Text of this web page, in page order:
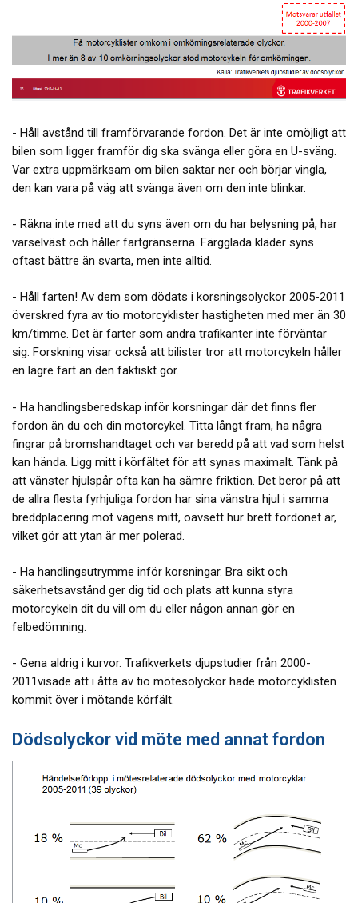
- Håll avstånd till framförvarande fordon. Det är inte omöjligt att
bilen som ligger framför dig ska svänga eller göra en U-sväng.
Var extra uppmärksam om bilen saktar ner och börjar vingla,
den kan vara på väg att svänga även om den inte blinkar.
- Räkna inte med att du syns även om du har belysning på, har
varselväst och håller fartgränserna. Färgglada kläder syns
oftast bättre än svarta, men inte alltid.
- Håll farten! Av dem som dödats i korsningsolyckor 2005-2011
överskred fyra av tio motorcyklister hastigheten med mer än 30
km/timme. Det är farter som andra trafikanter inte förväntar
sig. Forskning visar också att bilister tror att motorcykeln håller
en lägre fart än den faktiskt gör.
- Ha handlingsberedskap inför korsningar där det finns fler
fordon än du och din motorcykel. Titta långt fram, ha några
fingrar på bromshandtaget och var beredd på att vad som helst
kan hända. Ligg mitt i körfältet för att synas maximalt. Tänk på
att vänster hjulspår ofta kan ha sämre friktion. Det beror på att
de allra flesta fyrhjuliga fordon har sina vänstra hjul i samma
breddplacering mot vägens mitt, oavsett hur brett fordonet är,
vilket gör att ytan är mer polerad.
- Ha handlingsutrymme inför korsningar. Bra sikt och
säkerhetsavstånd ger dig tid och plats att kunna styra
motorcykeln dit du vill om du eller någon annan gör en
felbedömning.
- Gena aldrig i kurvor. Trafikverkets djupstudier från 2000-
2011visade att i åtta av tio mötesolyckor hade motorcyklisten
kommit över i mötande körfält.
Dödsolyckor vid möte med annat fordon